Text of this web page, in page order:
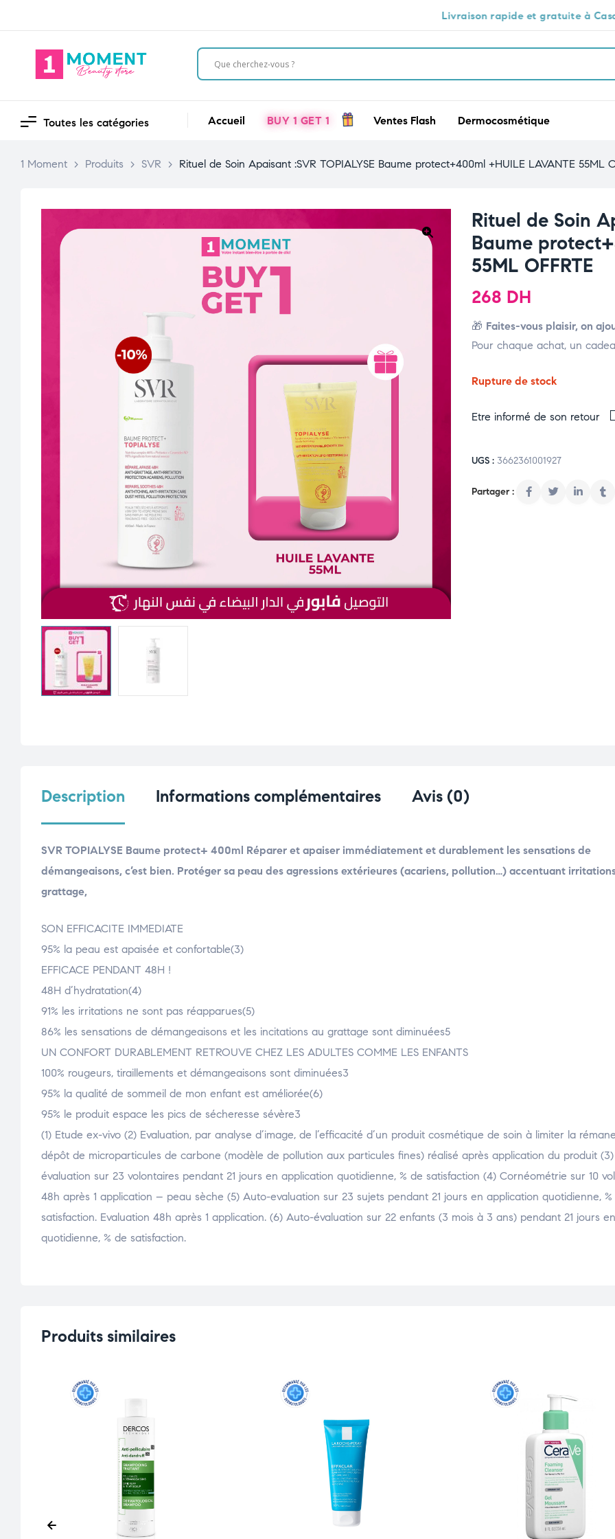
Livraison rapide et gratuite à Casablanca 🕒🚚
Toutes les catégories Accueil BUY 1 GET 1 Ventes Flash Dermocosmétique
1 Moment > Produits > SVR > Rituel de Soin Apaisant :SVR TOPIALYSE Baume protect+400ml +HUILE LAVANTE 55ML
🔍
Rituel de Soin
Baume
55ML OFFRTE
268 DH
🎁 Faites-vous plaisir, on
Pour chaque achat, un
Rupture de stock
Etre informé de son retour
UGS : 3662361001927
Description Informations complémentaires Avis (0)
SVR TOPIALYSE Baume protect+ 400ml Réparer et apaiser immédiatement et durablement les sensations de
démangeaisons, c’est bien. Protéger sa peau des agressions extérieures (acariens, pollution…) accentuant
grattage,
SON EFFICACITE IMMEDIATE
95% la peau est apaisée et confortable(3)
EFFICACE PENDANT 48H !
48H d’hydratation(4)
91% les irritations ne sont pas réapparues(5)
86% les sensations de démangeaisons et les incitations au grattage sont diminuées5
UN CONFORT DURABLEMENT RETROUVE CHEZ LES ADULTES COMME LES ENFANTS
100% rougeurs, tiraillements et démangeaisons sont diminuées3
95% la qualité de sommeil de mon enfant est améliorée(6)
95% le produit espace les pics de sécheresse sévère3
(1) Etude ex-vivo (2) Evaluation, par analyse d’image, de l’efficacité d’un produit cosmétique de soin à limiter la
dépôt de microparticules de carbone (modèle de pollution aux particules fines) réalisé après application du produit
évaluation sur 23 volontaires pendant 21 jours en application quotidienne, % de satisfaction (4) Cornéométrie sur 10
48h après 1 application – peau sèche (5) Auto-evaluation sur 23 sujets pendant 21 jours en application quotidienne,
satisfaction. Evaluation 48h après 1 application. (6) Auto-évaluation sur 22 enfants (3 mois à 3 ans) pendant 21 jours
quotidienne, % de satisfaction.
Produits similaires